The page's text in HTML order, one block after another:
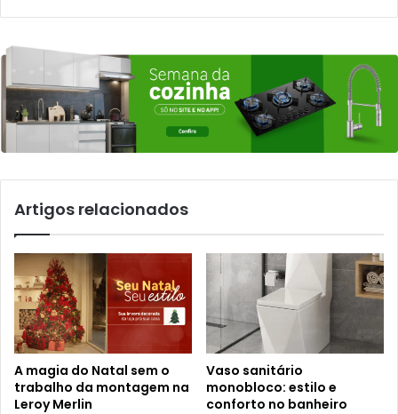
Artigos relacionados
A magia do Natal sem o
trabalho da montagem na
Leroy Merlin
Vaso sanitário
monobloco: estilo e
conforto no banheiro